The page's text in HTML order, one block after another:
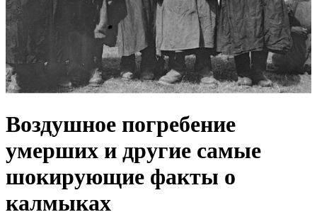
Воздушное погребение
умерших и другие самые
шокирующие факты о
калмыках